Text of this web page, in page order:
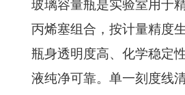
玻璃容量瓶是实验室用于
丙烯塞组合，按计量精度
瓶身透明度高、化学稳定
液纯净可靠。单一刻度线